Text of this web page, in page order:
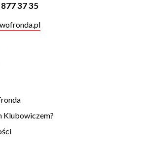
37 35
Klubowiczem?